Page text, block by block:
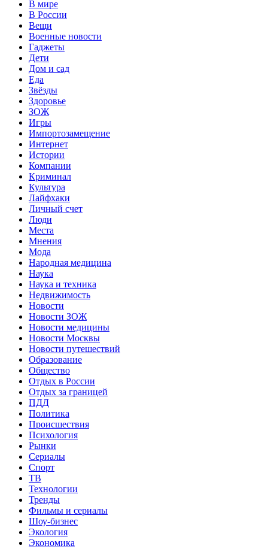
В мире
В России
Вещи
Военные новости
Гаджеты
Дети
Дом и сад
Еда
Звёзды
Здоровье
ЗОЖ
Игры
Импортозамещение
Интернет
Истории
Компании
Криминал
Культура
Лайфхаки
Личный счет
Люди
Места
Мнения
Мода
Народная медицина
Наука
Наука и техника
Недвижимость
Новости
Новости ЗОЖ
Новости медицины
Новости Москвы
Новости путешествий
Образование
Общество
Отдых в России
Отдых за границей
ПДД
Политика
Происшествия
Психология
Рынки
Сериалы
Спорт
ТВ
Технологии
Тренды
Фильмы и сериалы
Шоу-бизнес
Экология
Экономика